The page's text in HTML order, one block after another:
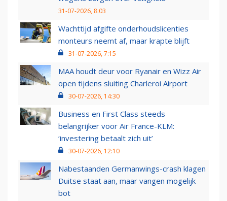
31-07-2026, 8:03
Wachttijd afgifte onderhoudslicenties
monteurs neemt af, maar krapte blijft
31-07-2026, 7:15
MAA houdt deur voor Ryanair en Wizz Air
open tijdens sluiting Charleroi Airport
30-07-2026, 14:30
Business en First Class steeds
belangrijker voor Air France-KLM:
‘investering betaalt zich uit’
30-07-2026, 12:10
Nabestaanden Germanwings-crash klagen
Duitse staat aan, maar vangen mogelijk
bot